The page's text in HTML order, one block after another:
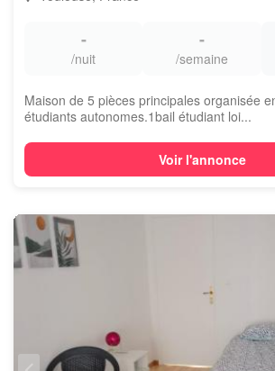
-
/nuit
-
/semaine
Maison de 5 pièces principales organisée
étudiants autonomes.1bail étudiant loi...
Voir l'annonce